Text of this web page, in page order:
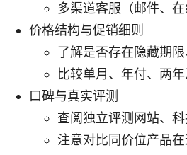
多渠道客服（邮件、
价格结构与促销细则
了解是否存在隐藏期
比较单月、年付、两
口碑与真实评测
查阅独立评测网站、
注意对比同价位产品